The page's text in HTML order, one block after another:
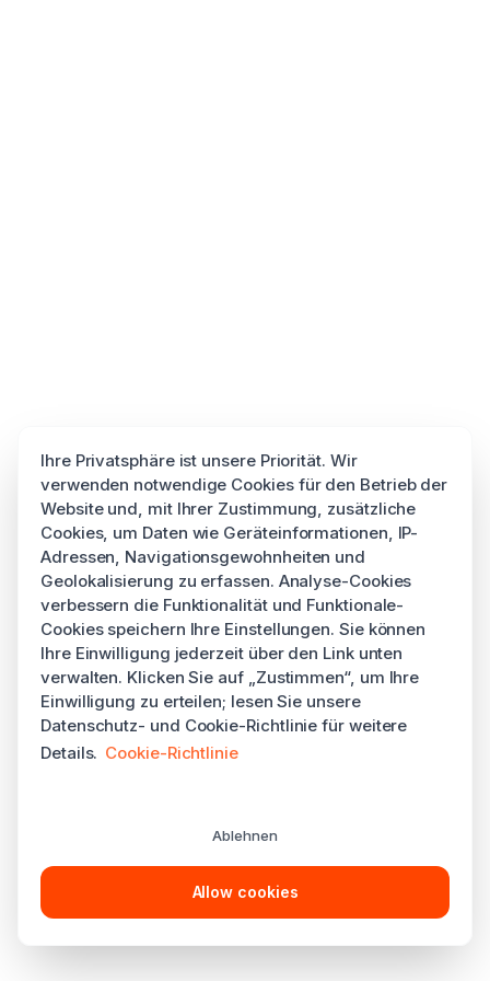
Ihre Privatsphäre ist unsere Priorität. Wir
verwenden notwendige Cookies für den Betrieb der
Website und, mit Ihrer Zustimmung, zusätzliche
Cookies, um Daten wie Geräteinformationen, IP-
Adressen, Navigationsgewohnheiten und
Geolokalisierung zu erfassen. Analyse-Cookies
verbessern die Funktionalität und Funktionale-
Cookies speichern Ihre Einstellungen. Sie können
Ihre Einwilligung jederzeit über den Link unten
verwalten. Klicken Sie auf „Zustimmen“, um Ihre
Einwilligung zu erteilen; lesen Sie unsere
Datenschutz- und Cookie-Richtlinie für weitere
Details. Cookie-Richtlinie
Ablehnen
Allow cookies